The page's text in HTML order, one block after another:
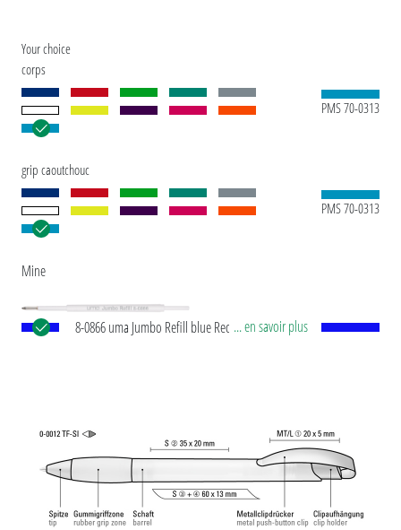
Your choice
corps
PMS 70-0313
grip caoutchouc
PMS 70-0313
Mine
8-0866 uma Jumbo Refill blue Recharge
Dokumental
selon norme ISO 12757-2,
indélébile.
... en savoir plus